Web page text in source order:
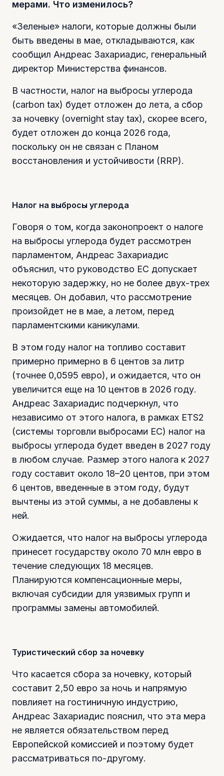
мерами. Что изменилось?
«Зеленые» налоги, которые должны были
быть введены в мае, откладываются, как
сообщил Андреас Захариадис, генеральный
директор Министерства финансов.
В частности, налог на выбросы углерода
(carbon tax) будет отложен до лета, а сбор
за ночевку (overnight stay tax), скорее всего,
будет отложен до конца 2026 года,
поскольку он не связан с Планом
восстановления и устойчивости (RRP).
Налог на выбросы углерода
Говоря о том, когда законопроект о налоге
на выбросы углерода будет рассмотрен
парламентом, Андреас Захариадис
объяснил, что руководство ЕС допускает
некоторую задержку, но не более двух-трех
месяцев. Он добавил, что рассмотрение
произойдет не в мае, а летом, перед
парламентскими каникулами.
В этом году налог на топливо составит
примерно примерно в 6 центов за литр
(точнее 0,0595 евро), и ожидается, что он
увеличится еще на 10 центов в 2026 году.
Андреас Захариадис подчеркнул, что
независимо от этого налога, в рамках ETS2
(системы торговли выбросами ЕС) налог на
выбросы углерода будет введен в 2027 году
в любом случае. Размер этого налога к 2027
году составит около 18–20 центов, при этом
6 центов, введенные в этом году, будут
вычтены из этой суммы, а не добавлены к
ней.
Ожидается, что налог на выбросы углерода
принесет государству около 70 млн евро в
течение следующих 18 месяцев.
Планируются компенсационные меры,
включая субсидии для уязвимых групп и
программы замены автомобилей.
Туристический сбор за ночевку
Что касается сбора за ночевку, который
составит 2,50 евро за ночь и напрямую
повлияет на гостиничную индустрию,
Андреас Захариадис пояснил, что эта мера
не является обязательством перед
Европейской комиссией и поэтому будет
рассматриваться по-другому.